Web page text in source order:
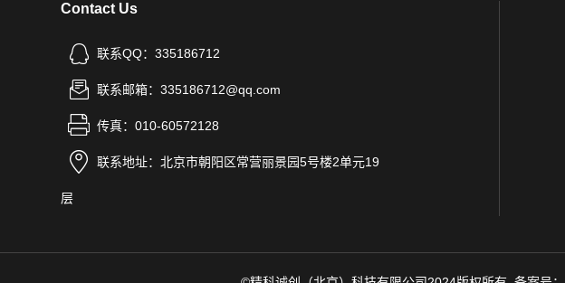
Contact Us
联系QQ：335186712
联系邮箱：335186712@qq.com
传真：010-60572128
联系地址：北京市朝阳区常营丽景园5号楼2单元19
层